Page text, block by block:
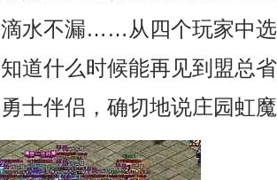
水不漏……从四个玩家中
道什么时候能再见到盟总
士伴侣，确切地说庄园虹